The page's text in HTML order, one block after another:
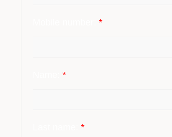
*
*
*